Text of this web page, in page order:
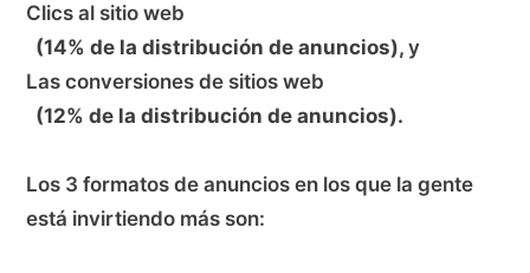
Clics al sitio web
(14% de la distribución de anuncios), y
Las conversiones de sitios web
(12% de la distribución de anuncios).
Los 3 formatos de anuncios en los que la gente
está invirtiendo más son: